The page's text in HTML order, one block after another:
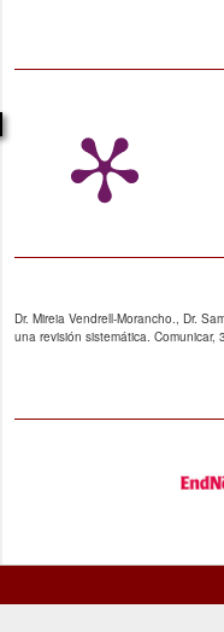
Dr. Mireia Vendrell-Morancho., Dr.
una revisión sistemática.